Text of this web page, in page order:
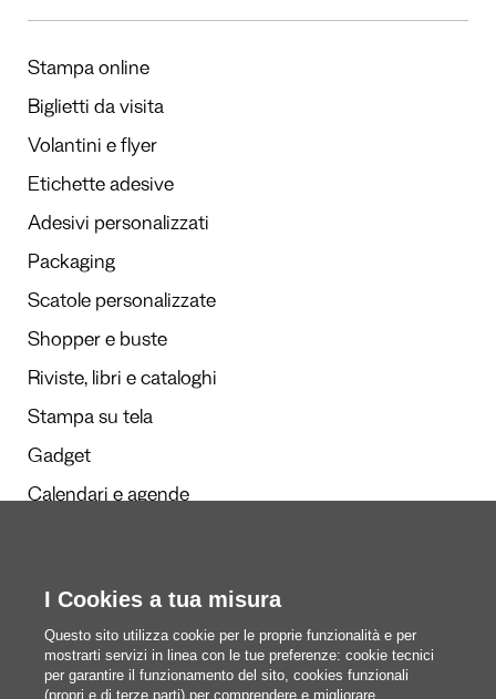
Stampa online
Biglietti da visita
Volantini e flyer
Etichette adesive
Adesivi personalizzati
Packaging
Scatole personalizzate
Shopper e buste
Riviste, libri e cataloghi
Stampa su tela
Gadget
Calendari e agende
Redazione
Questi siamo noi
I Cookies a tua misura
Questo sito utilizza cookie per le proprie funzionalità e per
mostrarti servizi in linea con le tue preferenze: cookie tecnici
per garantire il funzionamento del sito, cookies funzionali
(propri e di terze parti) per comprendere e migliorare